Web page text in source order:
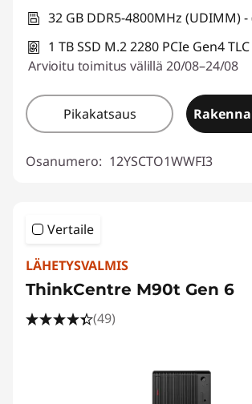
32 GB DDR5-4800MHz (UDIMM) -
1 TB SSD M.2 2280 PCIe Gen4
Arvioitu toimitus välillä 20/08–24/08
Pikakatsaus
Osanumero: 12YSCTO1WWFI3
Vertaile
LÄHETYSVALMIS
ThinkCentre M90t Gen 6
(49)